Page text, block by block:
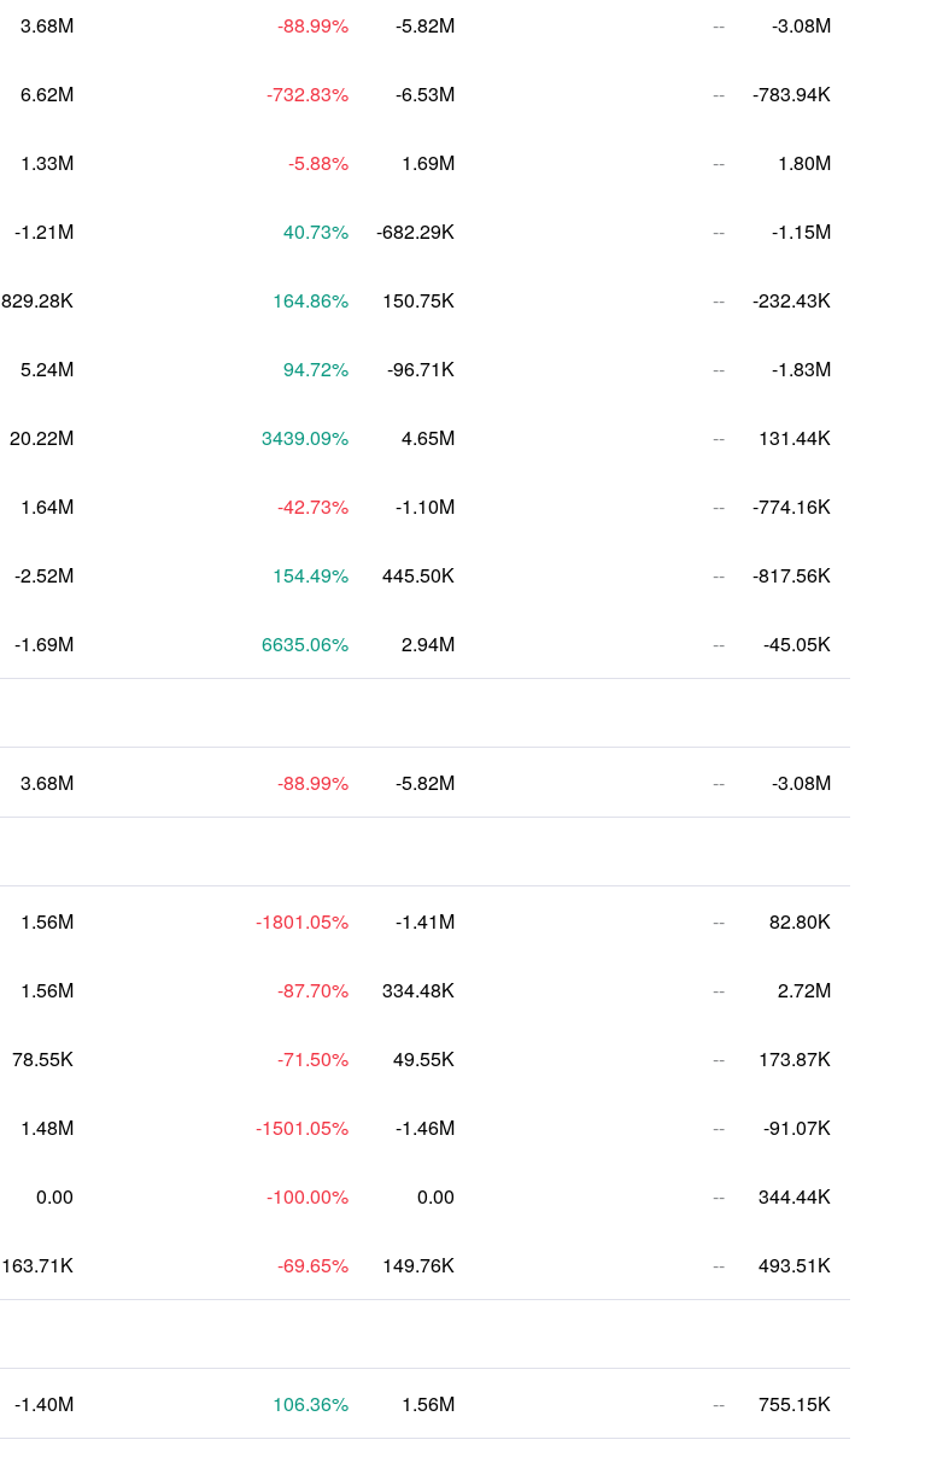
3.68M -88.99% -5.82M -- -3.08M
6.62M -732.83% -6.53M -- -783.94K
1.33M -5.88% 1.69M -- 1.80M
-1.21M 40.73% -682.29K -- -1.15M
829.28K 164.86% 150.75K -- -232.43K
5.24M 94.72% -96.71K -- -1.83M
20.22M 3439.09% 4.65M -- 131.44K
1.64M -42.73% -1.10M -- -774.16K
-2.52M 154.49% 445.50K -- -817.56K
-1.69M 6635.06% 2.94M -- -45.05K
3.68M -88.99% -5.82M -- -3.08M
1.56M -1801.05% -1.41M -- 82.80K
1.56M -87.70% 334.48K -- 2.72M
78.55K -71.50% 49.55K -- 173.87K
1.48M -1501.05% -1.46M -- -91.07K
0.00 -100.00% 0.00 -- 344.44K
163.71K -69.65% 149.76K -- 493.51K
-1.40M 106.36% 1.56M -- 755.15K